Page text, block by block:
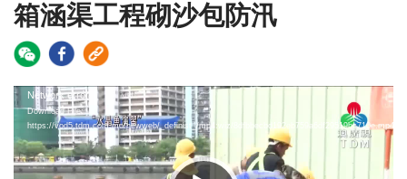
箱涵渠工程砌沙包防汛
Video
Player
Network error
Download File:
https://vod5.tdm.com.mo/newweb/_definist_/mp4:wiz/8dfbbecbd192eb759a6df29519bc710e.mp4/